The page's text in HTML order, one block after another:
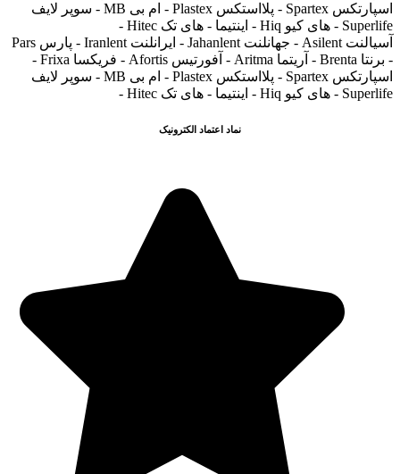
اسپارتکس Spartex - پلااستکس Plastex - ام بی MB - سوپر لایف
Superlife - های کیو Hiq - اینتیما - های تک Hitec -
آسیالنت Asilent - جهانلنت Jahanlent - ایرانلنت Iranlent - پارس Pars
- برنتا Brenta - آریتما Aritma - آفورتیس Afortis - فریکسا Frixa -
اسپارتکس Spartex - پلااستکس Plastex - ام بی MB - سوپر لایف
Superlife - های کیو Hiq - اینتیما - های تک Hitec -
نماد اعتماد الکترونیک